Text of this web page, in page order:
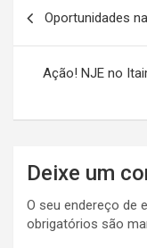
Oportunidades
Ação! NJE no
Deixe um
O seu endereço de
obrigatórios são